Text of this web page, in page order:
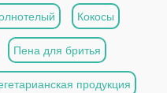
Кокосы
Пена для бритья
продукция